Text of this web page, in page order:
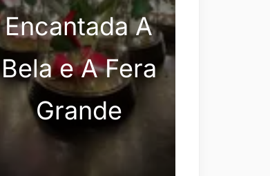
Encantada A
Bela e A Fera
Grande